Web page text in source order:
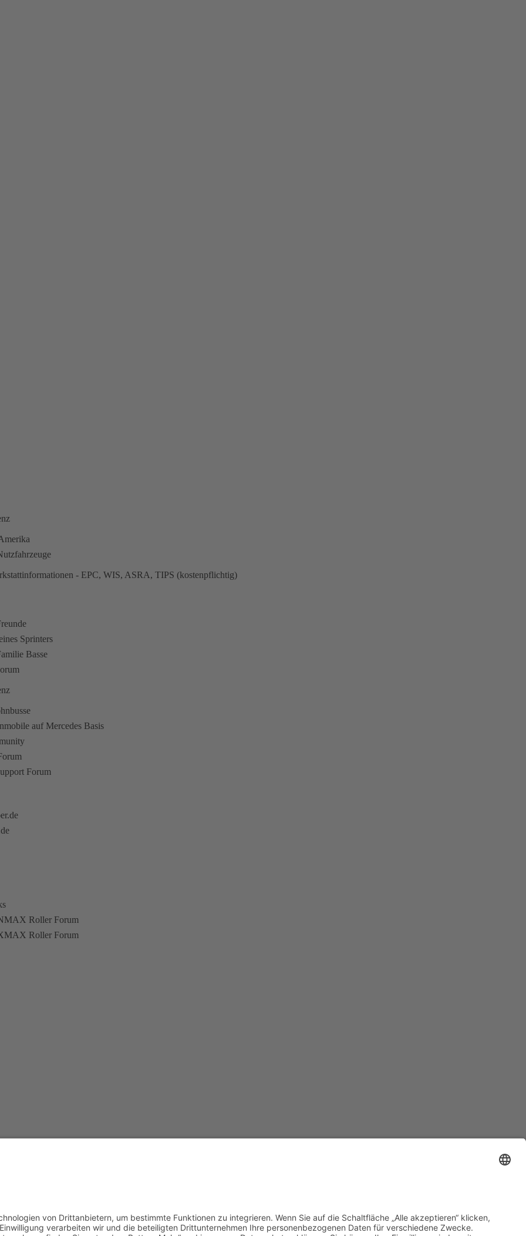
- EPC, WIS, ASRA, TIPS (kostenpflichtig)
Sprinters
Basse
auf Mercedes Basis
Forum
Roller Forum
Roller Forum